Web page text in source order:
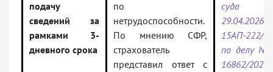
подачу
сведений за
рамками 3-
дневного срока
по
нетрудоспособности.
По мнению СФР,
страхователь
представил ответ с
суда
15АП-222/
по делу N
16862/2025